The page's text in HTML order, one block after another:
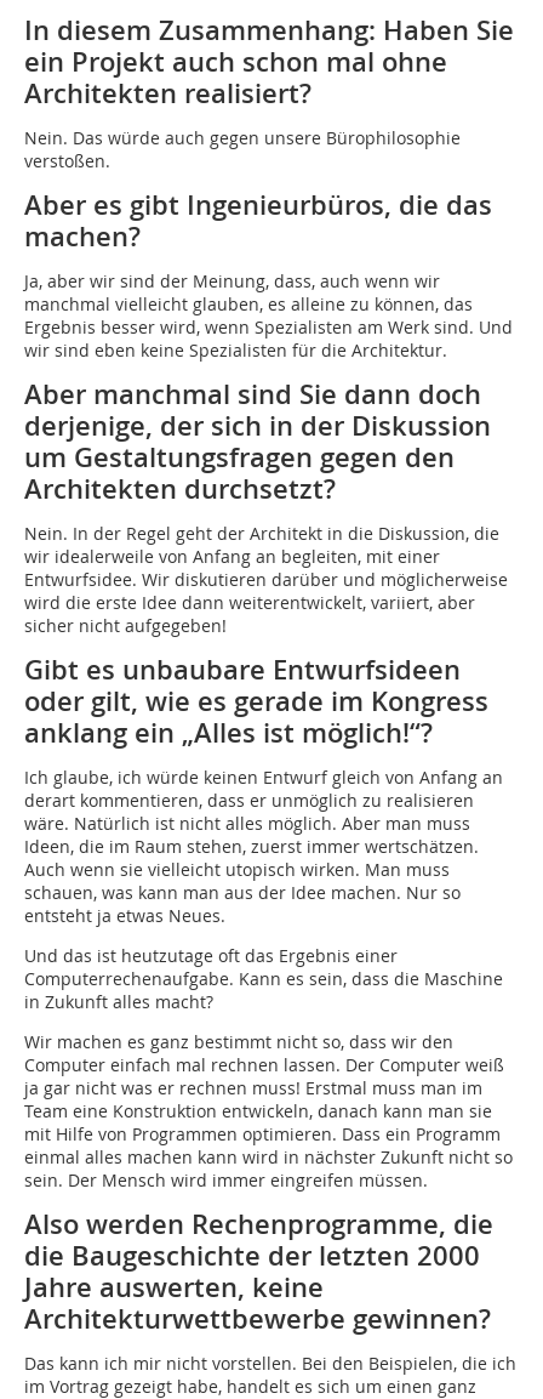
In diesem Zusammenhang: Haben Sie
ein Projekt auch schon mal ohne
Architekten realisiert?
Nein. Das würde auch gegen unsere Bürophilosophie
verstoßen.
Aber es gibt Ingenieurbüros, die das
machen?
Ja, aber wir sind der Meinung, dass, auch wenn wir
manchmal vielleicht glauben, es alleine zu können, das
Ergebnis besser wird, wenn Spezialisten am Werk sind. Und
wir sind eben keine Spezialisten für die Architektur.
Aber manchmal sind Sie dann doch
derjenige, der sich in der Diskussion
um Gestaltungsfragen gegen den
Architekten durchsetzt?
Nein. In der Regel geht der Architekt in die Diskussion, die
wir idealerweile von Anfang an begleiten, mit einer
Entwurfsidee. Wir diskutieren darüber und möglicherweise
wird die erste Idee dann weiterentwickelt, variiert, aber
sicher nicht aufgegeben!
Gibt es unbaubare Entwurfsideen
oder gilt, wie es gerade im Kongress
anklang ein „Alles ist möglich!“?
Ich glaube, ich würde keinen Entwurf gleich von Anfang an
derart kommentieren, dass er unmöglich zu realisieren
wäre. Natürlich ist nicht alles möglich. Aber man muss
Ideen, die im Raum stehen, zuerst immer wertschätzen.
Auch wenn sie vielleicht utopisch wirken. Man muss
schauen, was kann man aus der Idee machen. Nur so
entsteht ja etwas Neues.
Und das ist heutzutage oft das Ergebnis einer
Computerrechenaufgabe. Kann es sein, dass die Maschine
in Zukunft alles macht?
Wir machen es ganz bestimmt nicht so, dass wir den
Computer einfach mal rechnen lassen. Der Computer weiß
ja gar nicht was er rechnen muss! Erstmal muss man im
Team eine Konstruktion entwickeln, danach kann man sie
mit Hilfe von Programmen optimieren. Dass ein Programm
einmal alles machen kann wird in nächster Zukunft nicht so
sein. Der Mensch wird immer eingreifen müssen.
Also werden Rechenprogramme, die
die Baugeschichte der letzten 2000
Jahre auswerten, keine
Architekturwettbewerbe gewinnen?
Das kann ich mir nicht vorstellen. Bei den Beispielen, die ich
im Vortrag gezeigt habe, handelt es sich um einen ganz